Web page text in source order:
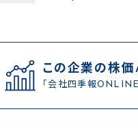
この企業の株
「会社四季報ONLINE